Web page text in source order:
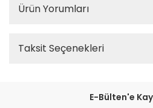
Ürün Yorumları
Taksit Seçenekleri
E-Bülten'e